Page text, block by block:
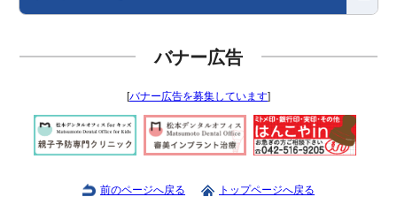
バナー広告
[バナー広告を募集しています]
前のページへ戻る トップページへ戻る